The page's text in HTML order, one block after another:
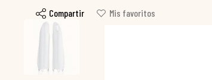
Compartir Mis favoritos